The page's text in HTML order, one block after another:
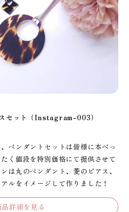
セット（Instagram-003）
ペンダントセットは皆様に本べっ
く値段を特別価格にて提供させて
は丸のペンダント、菱のピアス、
ルをイメージして作りました！
品詳細を見る